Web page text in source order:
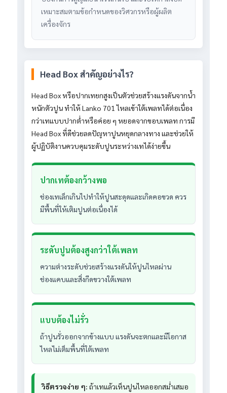
เหมาะสมตามข้อกำหนดของวิศวกรหรือผู้ผลิต
เครื่องจักร
Head Box สำคัญอย่างไร?
Head Box หรือปากเทยกสูงเป็นตัวช่วยสร้างแรงดันจากน้ำ
หนักตัวปูน ทำให้ Lanko 701 ไหลเข้าใต้เพลทได้ต่อเนื่อง
กว่าเทแบบปากต่ำหรือค่อย ๆ หยอดจากขอบเพลท การมี
Head Box ที่ดีช่วยลดปัญหาปูนหยุดกลางทาง และช่วยให้
ผู้ปฏิบัติงานควบคุมระดับปูนระหว่างเทได้ง่ายขึ้น
ปากเทต้องกว้างพอ
ช่องเทเล็กเกินไปทำให้ปูนสะดุดและเกิดคอขวด ควร
มีพื้นที่ให้เติมปูนต่อเนื่องได้
ระดับปูนต้องสูงกว่าใต้เพลท
ความต่างระดับช่วยสร้างแรงดันให้ปูนไหลผ่าน
ช่องแคบและสิ่งกีดขวางใต้เพลท
แบบต้องไม่รั่ว
ถ้าปูนรั่วออกจากข้างแบบ แรงดันจะตกและมีโอกาส
ไหลไม่เต็มพื้นที่ใต้เพลท
วิธีตรวจง่าย ๆ: ถ้าเทแล้วเห็นปูนไหลออกสม่ำเสมอ